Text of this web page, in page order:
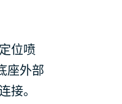
位喷
座外部
接。